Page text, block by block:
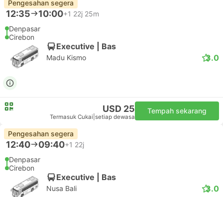
Pengesahan segera
12:35 10:00+1 22j 25m
Denpasar
Cirebon
Executive | Bas
Madu Kismo 3.0
USD 25
Termasuk Cukai setiap dewasa
Tempah sekarang
Pengesahan segera
12:40 09:40+1 22j
Denpasar
Cirebon
Executive | Bas
Nusa Bali 3.0